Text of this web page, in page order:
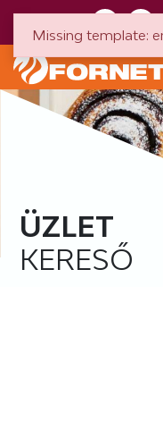
ÜZLET
KERESŐ
Missing template: